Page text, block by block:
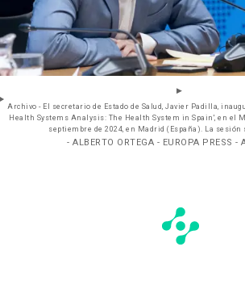
Archivo - El secretario de Estado de Salud, Javier Padilla,
Health Systems Analysis: The Health System in Spain', en el
septiembre de 2024, en Madrid (España). La sesión
- ALBERTO ORTEGA - EUROPA PRESS -